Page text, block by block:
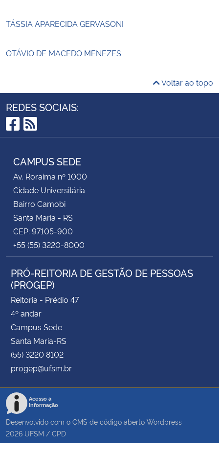
TÁSSIA APARECIDA GERVASONI
OTÁVIO DE MACEDO MENEZES
Voltar ao topo
REDES SOCIAIS:
Facebook
RSS
CAMPUS SEDE
Av. Roraima nº 1000
Cidade Universitária
Bairro Camobi
Santa Maria - RS
CEP: 97105-900
+55 (55) 3220-8000
PRÓ-REITORIA DE GESTÃO DE PESSOAS
(PROGEP)
Reitoria - Prédio 47
4º andar
Campus Sede
Santa Maria-RS
(55) 3220 8102
progep@ufsm.br
Acesso à
Informação
Desenvolvido com o CMS de código aberto Wordpress
2026 UFSM / CPD